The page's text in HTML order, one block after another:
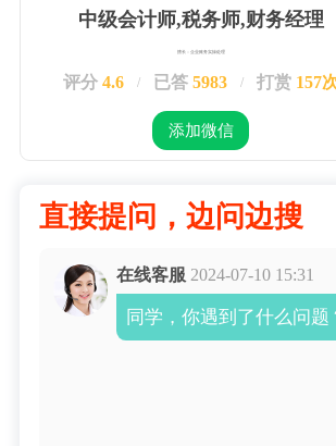
中级会计师,税务师,财务经理
擅长：企业账务实操处理
评分 4.6 / 已答 5983 / 打赏 157
添加微信
直接提问，边问边搜
在线客服 2024-07-10 15:31
同学，你遇到了什么问题